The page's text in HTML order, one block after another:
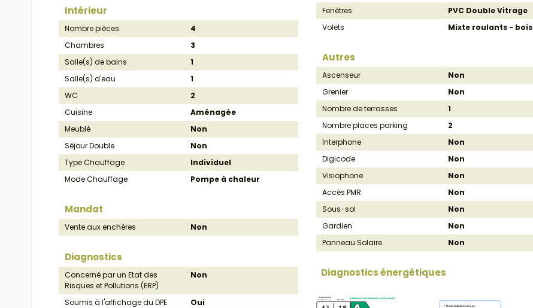
Fenêtres
PVC Double Vitrage
Volets
Mixte roulants - bois
Intérieur
Nombre pièces
4
Chambres
3
Salle(s) de bains
1
Salle(s) d'eau
1
WC
2
Cuisine
Aménagée
Meublé
Non
Séjour Double
Non
Type Chauffage
Individuel
Mode Chauffage
Pompe à chaleur
Autres
Ascenseur
Non
Grenier
Non
Nombre de terrasses
1
Nombre places parking
2
Interphone
Non
Digicode
Non
Visiophone
Non
Accès PMR
Non
Sous-sol
Non
Gardien
Non
Panneau Solaire
Non
Mandat
Vente aux enchères Non
Diagnostics
Concerné par un Etat des
Risques et Pollutions (ERP)
Non
Soumis à l'affichage du DPE
Oui
Diagnostics énergétiques